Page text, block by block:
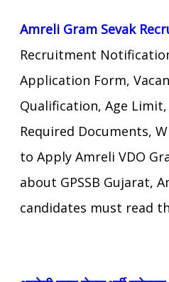
Amreli Gram Sevak
Recruitment
Application Form,
Qualification, Age Limit,
Required Documents,
to Apply Amreli VDO
about GPSSB Gujarat,
candidates must read